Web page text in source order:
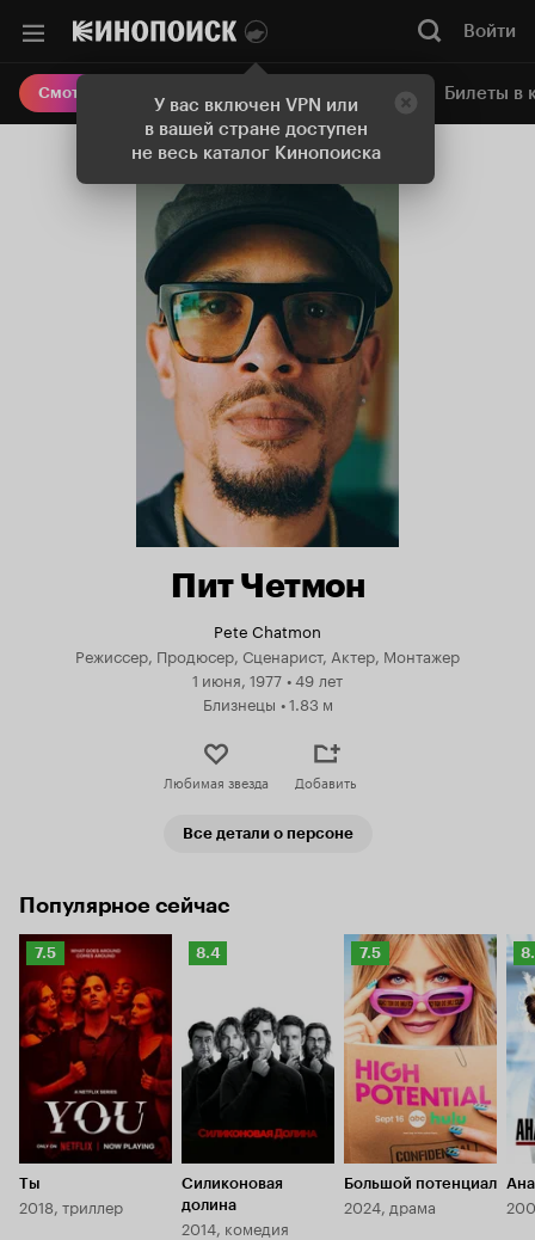
У вас включен VPN или
в вашей стране доступен
не весь каталог Кинопоиска
Войти
Смотреть кино Онлайн-кинотеатр Билеты в
Пит Четмон
Pete Chatmon
Режиссер, Продюсер, Сценарист, Актер, Монтажер
1 июня, 1977 •49 лет
Близнецы •1.83 м
Любимая звезда Добавить
Все детали о персоне
Популярное сейчас
Рейтинг
Кинопоиска
7.5
7.5
Ты
2018, триллер
Рейтинг
8.4
Силиконовая
долина
2014, комедия
Рейтинг
Кинопоиска
7.5
7.5
Большой потенциал
2024, драма